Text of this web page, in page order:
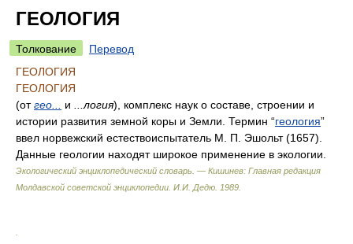
ГЕОЛОГИЯ
Толкование
Перевод
ГЕОЛОГИЯ
ГЕОЛОГИЯ
(отгео... и ...логия), комплекс наук о составе, строении и
истории развития земной коры и Земли. Термин “геология”
ввел норвежский естествоиспытатель М. П. Эшольт (1657).
Данные геологии находят широкое применение в экологии.
Экологический энциклопедический словарь. — Кишинев: Главная редакция
Молдавской советской энциклопедии И.И. Дедю 1989